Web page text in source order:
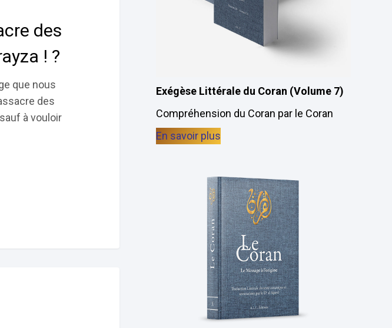
des
! ?
que nous
des
sauf à vouloir
Exégèse Littérale du Coran (Volume 7)
Compréhension du Coran par le Coran
En savoir plus